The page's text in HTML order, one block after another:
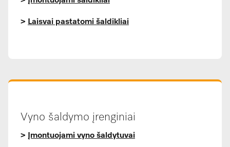
> Laisvai pastatomi šaldikliai
Vyno šaldymo įrenginiai
> Įmontuojami vyno šaldytuvai